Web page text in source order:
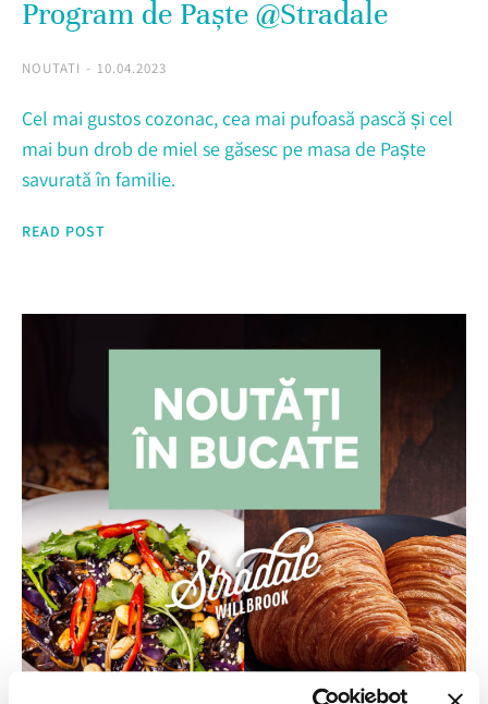
HOME
LOCATII
BRANDURI
EVENIMENTE CORPORATE
EVENIMENTE PRIVATE
ABOUT US
BLOG
Program de Paște @Stradale
NOUTATI 10.04.2023
Cel mai gustos cozonac, cea mai pufoasă pască și cel
mai bun drob de miel se găsesc pe masa de Paște
savurată în familie.
READ POST